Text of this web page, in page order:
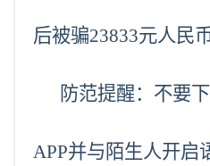
后被骗23833元人民币
防范提醒：不要下
APP并与陌生人开启